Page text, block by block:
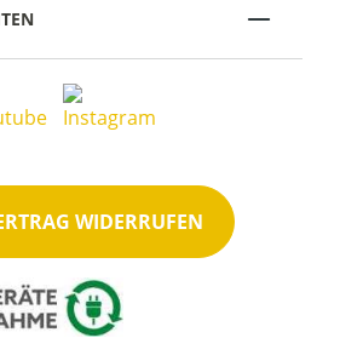
WIDERRUFEN